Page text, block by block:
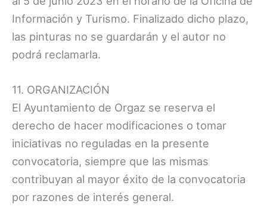
Información y Turismo. Finalizado dicho plazo,
las pinturas no se guardarán y el autor no
podrá reclamarla.
11. ORGANIZACIÓN
El Ayuntamiento de Orgaz se reserva el
derecho de hacer modificaciones o tomar
iniciativas no reguladas en la presente
convocatoria, siempre que las mismas
contribuyan al mayor éxito de la convocatoria
por razones de interés general.